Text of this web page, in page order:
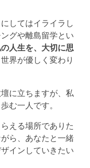
してはイライラし
グや離島留学とい
人生を、大切に思
界が優しく変わり
に立ちますが、私
む一人です。
える場所でありた
ら、あなたと一緒
インしていきたい